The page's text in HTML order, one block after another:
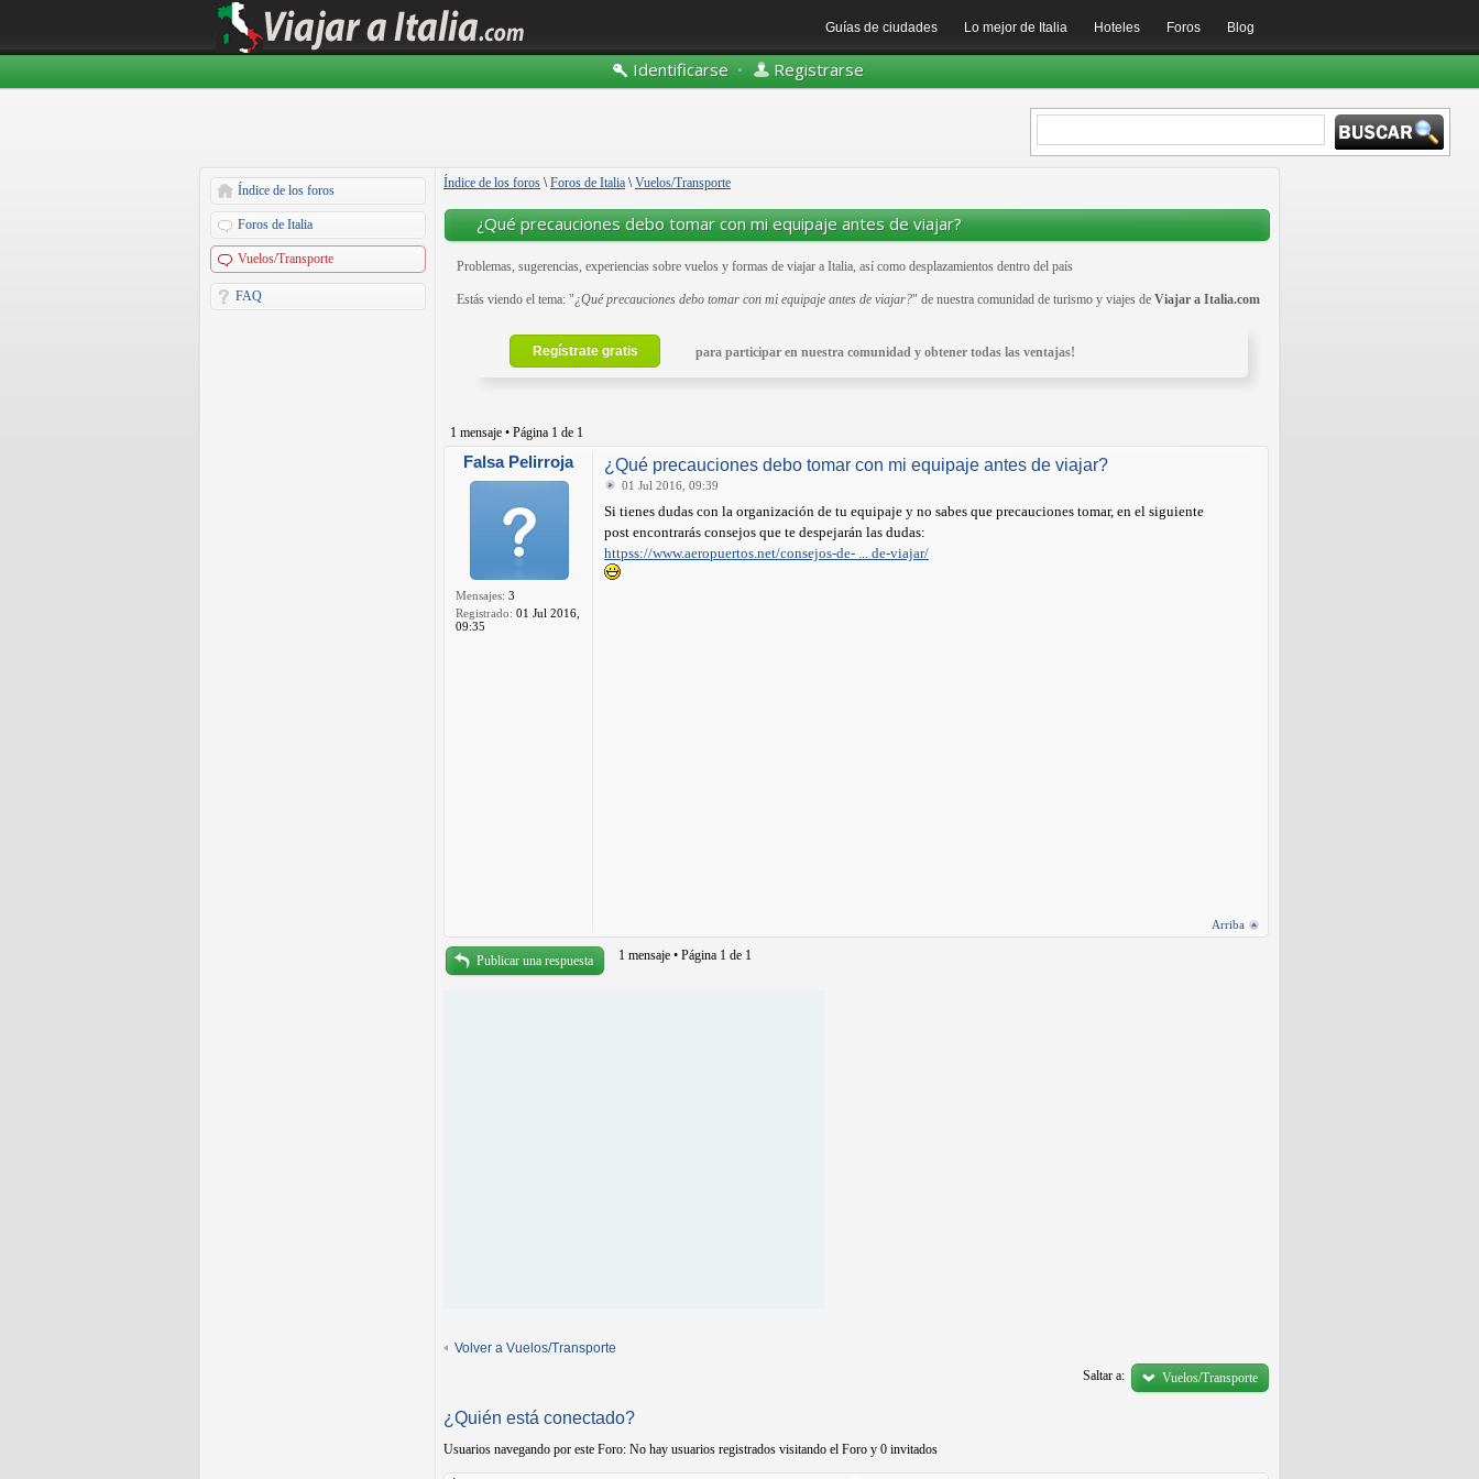
Guías de ciudades Lo mejor de Italia Hoteles Foros Blog
Identificarse • Registrarse
Índice de los foros
Foros de Italia
Vuelos/Transporte
FAQ
Índice de los foros \ Foros de Italia \ Vuelos/Transporte
¿Qué precauciones debo tomar con mi equipaje antes de viajar?
Problemas, sugerencias, experiencias sobre vuelos y formas de viajar a Italia, así como desplazamientos dentro del país
Estás viendo el tema: "¿Qué precauciones debo tomar con mi equipaje antes de viajar?" de nuestra comunidad de turismo y viajes de Viajar a Italia.com
Regístrate gratis para participar en nuestra comunidad y obtener todas las ventajas!
1 mensaje • Página 1 de 1
Falsa Pelirroja
Mensajes: 3
Registrado: 01 Jul 2016,
09:35
¿Qué precauciones debo tomar con mi equipaje antes de viajar?
01 Jul 2016, 09:39
Si tienes dudas con la organización de tu equipaje y no sabes que precauciones tomar, en el siguiente
post encontrarás consejos que te despejarán las dudas:
httpss://www.aeropuertos.net/consejos-de- ... de-viajar/
Arriba
Publicar una respuesta 1 mensaje • Página 1 de 1
Volver a Vuelos/Transporte
Saltar a:
Vuelos/Transporte
¿Quién está conectado?
Usuarios navegando por este Foro: No hay usuarios registrados visitando el Foro y 0 invitados